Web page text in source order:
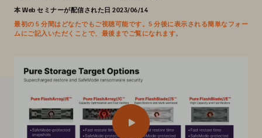
本 Web セミナーが配信された日 2023/06/14
最初の 5 分間はどなたでもご視聴可能です。5 分後に表示される簡単なフォー
ムにご記入いただくことで、最後までご覧になれます。